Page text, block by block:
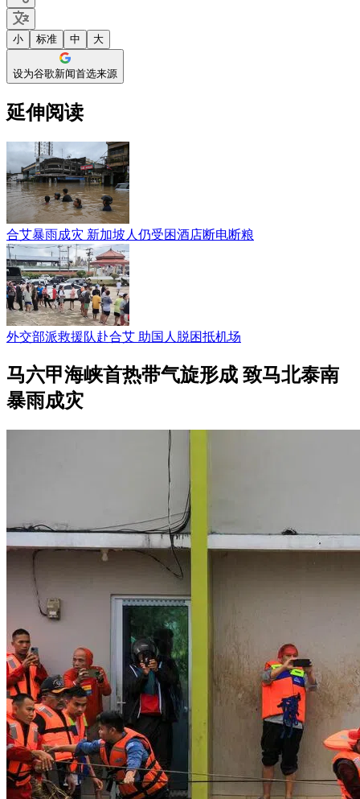
小 标准 中 大
设为谷歌新闻首选来源
延伸阅读
合艾暴雨成灾 新加坡人仍受困酒店断电断粮
外交部派救援队赴合艾 助国人脱困抵机场
马六甲海峡首热带气旋形成 致马北泰南
暴雨成灾